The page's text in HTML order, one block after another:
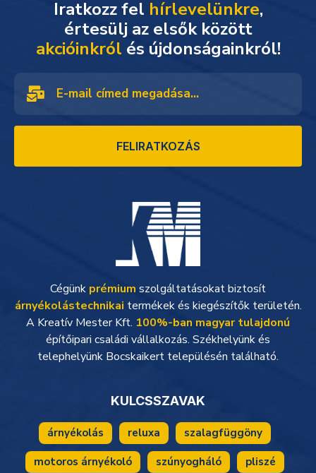
Iratkozz fel hírlevelünkre,
értesülj az elsők között
akcióinkról és újdonságainkról!
FELIRATKOZÁS
Cégünk prémium szolgáltatásokat biztosít
árnyékolástechnikai termékek és kiegészítők területén.
A Kreatív Mester Kft. 100%-ban magyar tulajdonú
építőipari családi vállalkozás. Székhelyünk és
telephelyünk Bocskaikert településén található.
KULCSSZAVAK
árnyékolás reluxa szalagfüggöny
motoros árnyékoló szúnyogháló pliszé